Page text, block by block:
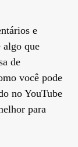
e
algo que
de
você pode
no YouTube
para